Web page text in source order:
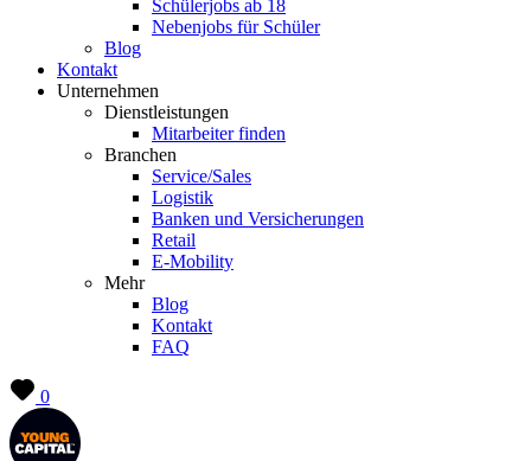
Schülerjobs ab 18
Nebenjobs für Schüler
Blog
Kontakt
Unternehmen
Dienstleistungen
Mitarbeiter finden
Branchen
Service/Sales
Logistik
Banken und Versicherungen
Retail
E-Mobility
Mehr
Blog
Kontakt
FAQ
0